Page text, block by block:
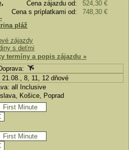
Cena zájazdu od:
524,30 €
Cena s príplatkami od:
748,30 €
,
pláž
zájazdy
s deťmi
termíny a popis zájazdu »
8, 11, 12 dňové
all Inclusive
Košice, Poprad
First Minute
First Minute